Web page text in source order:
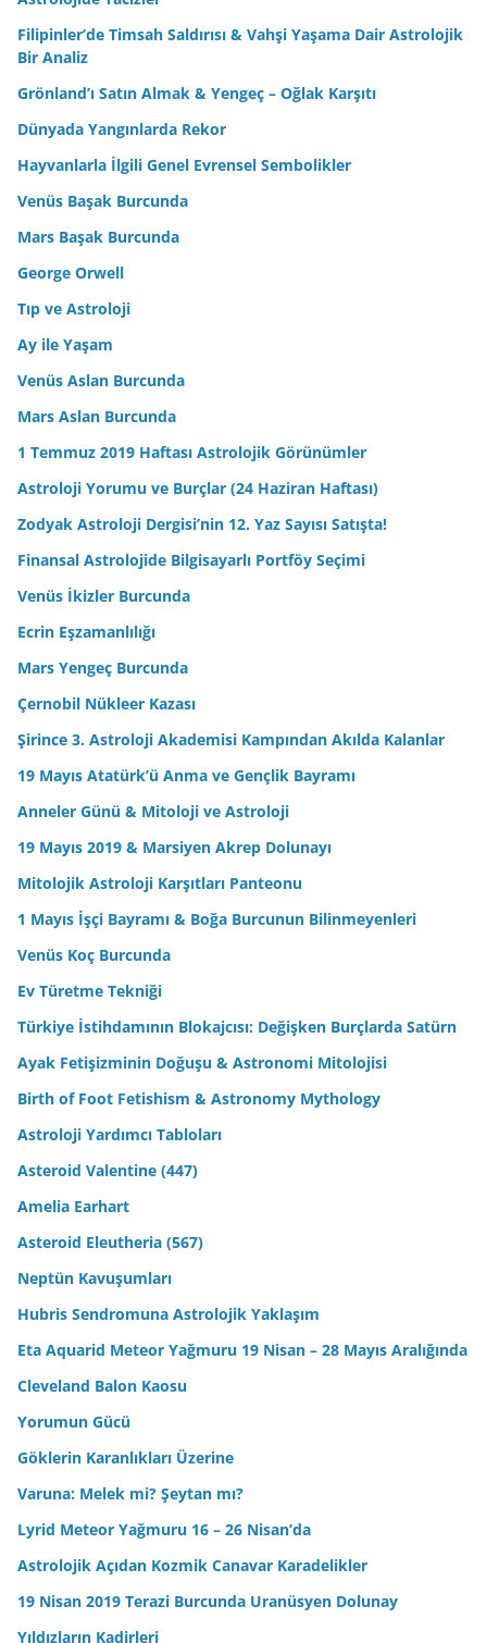
Filipinler’de Timsah Saldırısı & Vahşi Yaşama Dair Astrolojik
Bir Analiz
Grönland’ı Satın Almak & Yengeç – Oğlak Karşıtı
Dünyada Yangınlarda Rekor
Hayvanlarla İlgili Genel Evrensel Sembolikler
Venüs Başak Burcunda
Mars Başak Burcunda
George Orwell
Tıp ve Astroloji
Ay ile Yaşam
Venüs Aslan Burcunda
Mars Aslan Burcunda
1 Temmuz 2019 Haftası Astrolojik Görünümler
Astroloji Yorumu ve Burçlar (24 Haziran Haftası)
Zodyak Astroloji Dergisi’nin 12. Yaz Sayısı Satışta!
Finansal Astrolojide Bilgisayarlı Portföy Seçimi
Venüs İkizler Burcunda
Ecrin Eşzamanlılığı
Mars Yengeç Burcunda
Çernobil Nükleer Kazası
Şirince 3. Astroloji Akademisi Kampından Akılda Kalanlar
19 Mayıs Atatürk’ü Anma ve Gençlik Bayramı
Anneler Günü & Mitoloji ve Astroloji
19 Mayıs 2019 & Marsiyen Akrep Dolunayı
Mitolojik Astroloji Karşıtları Panteonu
1 Mayıs İşçi Bayramı & Boğa Burcunun Bilinmeyenleri
Venüs Koç Burcunda
Ev Türetme Tekniği
Türkiye İstihdamının Blokajcısı: Değişken Burçlarda Satürn
Ayak Fetişizminin Doğuşu & Astronomi Mitolojisi
Birth of Foot Fetishism & Astronomy Mythology
Astroloji Yardımcı Tabloları
Asteroid Valentine (447)
Amelia Earhart
Asteroid Eleutheria (567)
Neptün Kavuşumları
Hubris Sendromuna Astrolojik Yaklaşım
Eta Aquarid Meteor Yağmuru 19 Nisan – 28 Mayıs Aralığında
Cleveland Balon Kaosu
Yorumun Gücü
Göklerin Karanlıkları Üzerine
Varuna: Melek mi? Şeytan mı?
Lyrid Meteor Yağmuru 16 – 26 Nisan’da
Astrolojik Açıdan Kozmik Canavar Karadelikler
19 Nisan 2019 Terazi Burcunda Uranüsyen Dolunay
Yıldızların Kadirleri